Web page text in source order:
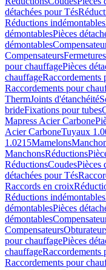
détachées pour Tés
Réductions indémontables
démontablesPièces
démontables
CompensateursFermetures
pour chauffagePièces
chauffageRaccordements
Raccordements pour
ThermJoints d'étanchéité
brideFixations pour tubes
Mapress Acier Carbone
Acier CarboneTuyaux
1.0215Mamelons
ManchonsRéductions
RéductionsCoudesPièces
détachées pour Tés
Raccords en croix
Réductions indémontables
démontablesPièces
démontables
Compensateurs
pour chauffagePièces
chauffageRaccordements
Raccordements pour